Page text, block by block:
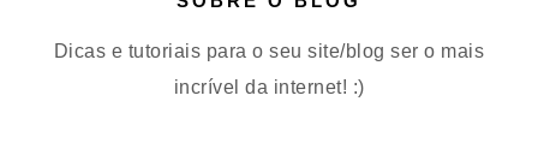
Dicas e tutoriais para o seu site/blog ser o mais
incrível da internet! :)